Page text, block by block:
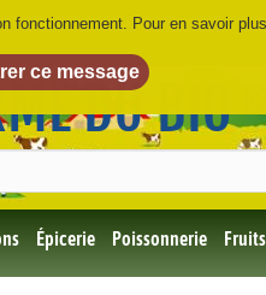
DU BIO
Épicerie Poissonnerie
fonctionnement. Pour en savoir plus